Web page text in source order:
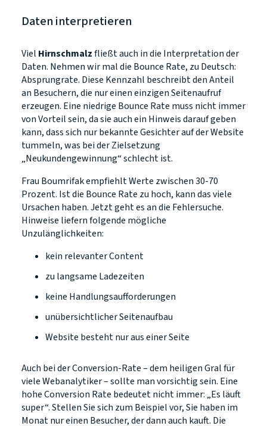
Daten interpretieren
Viel Hirnschmalzfließt auch in die Interpretation der
Daten. Nehmen wir mal die Bounce Rate, zu Deutsch:
Absprungrate. Diese Kennzahl beschreibt den Anteil
an Besuchern, die nur einen einzigen Seitenaufruf
erzeugen. Eine niedrige Bounce Rate muss nicht immer
von Vorteil sein, da sie auch ein Hinweis darauf geben
kann, dass sich nur bekannte Gesichter auf der Website
tummeln, was bei der Zielsetzung
„Neukundengewinnung“ schlecht ist.
Frau Boumrifak empfiehlt Werte zwischen 30-70
Prozent. Ist die Bounce Rate zu hoch, kann das viele
Ursachen haben. Jetzt geht es an die Fehlersuche.
Hinweise liefern folgende mögliche
Unzulänglichkeiten:
kein relevanter Content
zu langsame Ladezeiten
keine Handlungsaufforderungen
unübersichtlicher Seitenaufbau
Website besteht nur aus einer Seite
Auch bei der Conversion-Rate – dem heiligen Gral für
viele Webanalytiker – sollte man vorsichtig sein. Eine
hohe Conversion Rate bedeutet nicht immer: „Es läuft
super“. Stellen Sie sich zum Beispiel vor, Sie haben im
Monat nur einen Besucher, der dann auch kauft. Die